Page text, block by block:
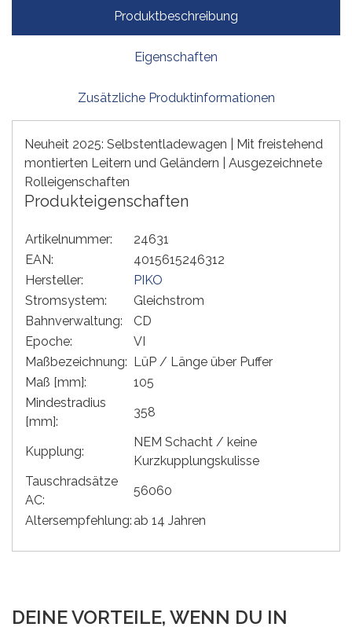
Produktbeschreibung
Eigenschaften
Zusätzliche Produktinformationen
Neuheit 2025: Selbstentladewagen | Mit freistehend
montierten Leitern und Geländern | Ausgezeichnete
Rolleigenschaften
Produkteigenschaften
Artikelnummer:
24631
EAN:
4015615246312
Hersteller:
PIKO
Stromsystem:
Gleichstrom
Bahnverwaltung:
CD
Epoche:
VI
Maßbezeichnung: LüP / Länge über Puffer
Maß [mm]:
105
Mindestradius
[mm]:
358
Kupplung:
NEM Schacht / keine
Kurzkupplungskulisse
Tauschradsätze
AC:
56060
Altersempfehlung: ab 14 Jahren
DEINE VORTEILE, WENN DU IN